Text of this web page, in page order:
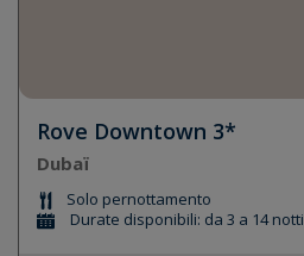
Rove Downtown 3*
Dubaï
Solo pernottamento
Durate disponibili: da 3 a 14 notti